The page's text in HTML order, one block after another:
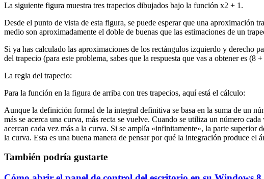
La siguiente figura muestra tres trapecios dibujados bajo la función x2 + 1.
Desde el punto de vista de esta figura, se puede esperar que una aproximación
medio son aproximadamente el doble de buenas que las estimaciones de un
Si ya has calculado las aproximaciones de los rectángulos izquierdo y derecho
del trapecio (para este problema, sabes que la respuesta que vas a obtener es
La regla del trapecio:
Para la función en la figura de arriba con tres trapecios, aquí está el cálculo:
Aunque la definición formal de la integral definitiva se basa en la suma de un
más se acerca una curva, más recta se vuelve. Cuando se utiliza un número
acercan cada vez más a la curva. Si se amplía «infinitamente», la parte superior
la curva. Esta es una buena manera de pensar por qué la integración produce el
También podría gustarte